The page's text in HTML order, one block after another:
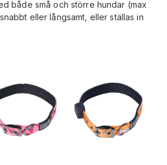
både små och större hundar (max
eller långsamt, eller ställas in